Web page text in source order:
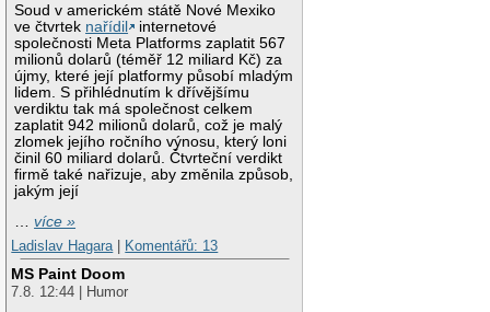
Soud v americkém státě Nové Mexiko
ve čtvrtek nařídil
internetové
společnosti Meta Platforms zaplatit 567
milionů dolarů (téměř 12 miliard Kč) za
újmy, které její platformy působí mladým
lidem. S přihlédnutím k dřívějšímu
verdiktu tak má společnost celkem
zaplatit 942 milionů dolarů, což je malý
zlomek jejího ročního výnosu, který loni
činil 60 miliard dolarů. Čtvrteční verdikt
firmě také nařizuje, aby změnila způsob,
jakým její
…více »
Ladislav Hagara
Komentářů: 13
MS Paint Doom
7.8. 12:44 | Humor